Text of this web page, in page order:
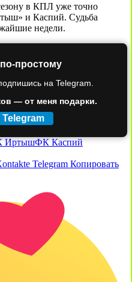
в КПЛ уже точно
и Каспий. Судьба
недели.
простому
на Telegram.
— от меня подарки.
ИртышФК Каспий
Telegram Копировать